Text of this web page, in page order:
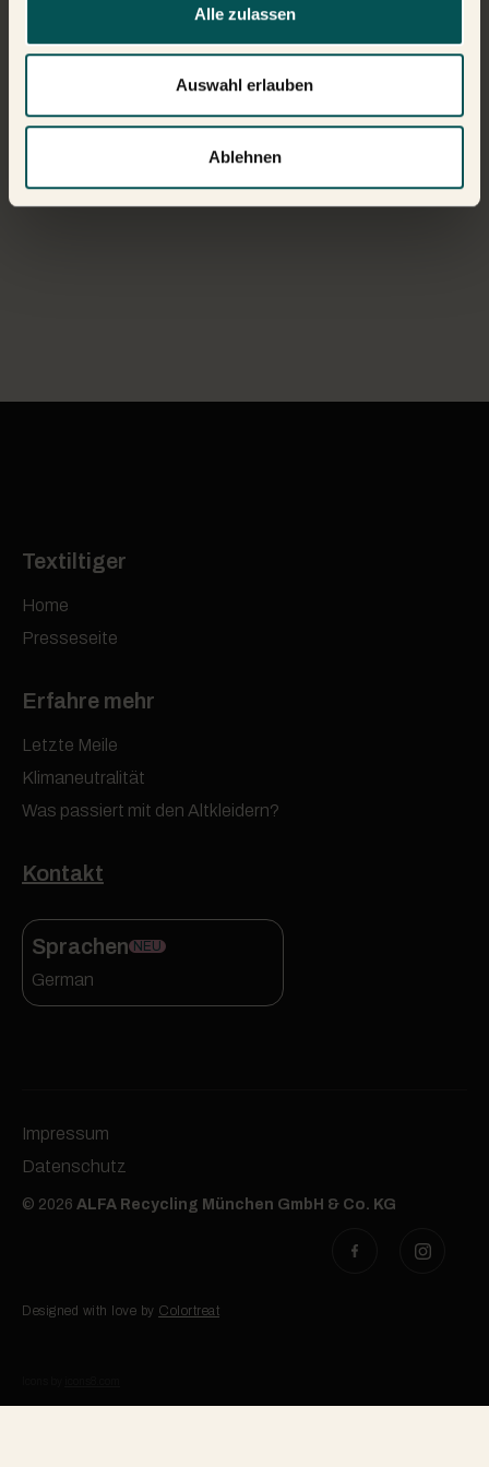
Alle zulassen
Auswahl erlauben
Ablehnen
Sprachen NEU
German
Kontakt
Erfahre mehr
Letzte Meile
Klimaneutralität
Was passiert mit den Altkleidern?
Textiltiger
Home
Presseseite
Designed with love by Colortreat
Impressum
Datenschutz
© 2026 ALFA Recycling München GmbH & Co. KG